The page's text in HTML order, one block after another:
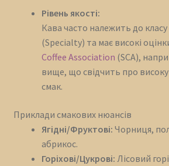
Рівень якості:
Кава часто належить до класу
(Specialty) та має високі
Coffee Association (SCA),
вище, що свідчить про високу
смак.
Приклади смакових нюансів
Ягідні/Фруктові: Чорниця,
абрикос.
Горіхові/Цукрові: Лісовий